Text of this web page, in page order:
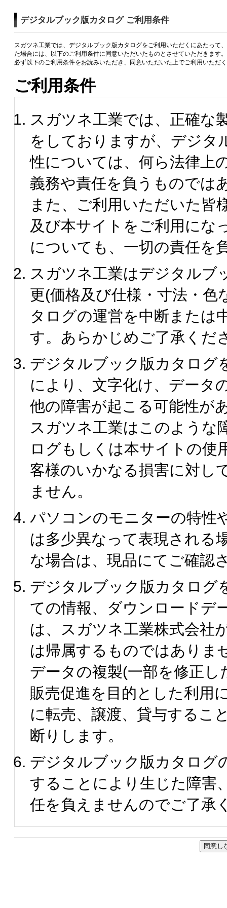
デジタルブック版カタログ ご利用条件
スガツネ工業では、デジタルブック版カタログをご利用いただくにあたっ
た場合には、以下のご利用条件に同意いただいたものとさせていただきます。
必ず以下のご利用条件をお読みいただき、同意いただいた上でご利用いただ
ご利用条件
スガツネ工業では、正確な
をしておりますが、デジタ
性については、何ら法律上
義務や責任を負うものでは
また、ご利用いただいた皆
及び本サイトをご利用にな
についても、一切の責任を
スガツネ工業はデジタルブ
更(価格及び仕様・寸法・
タログの運営を中断または
す。あらかじめご了承くだ
デジタルブック版カタログ
により、文字化け、データ
他の障害が起こる可能性が
スガツネ工業はこのような
ログもしくは本サイトの使
客様のいかなる損害に対し
ません。
パソコンのモニターの特性
は多少異なって表現される
な場合は、現品にてご確認
デジタルブック版カタログ
ての情報、ダウンロードデ
は、スガツネ工業株式会社
は帰属するものではありま
データの複製(一部を修正
販売促進を目的とした利用
に転売、譲渡、貸与するこ
断りします。
デジタルブック版カタログ
することにより生じた障害
任を負えませんのでご了承